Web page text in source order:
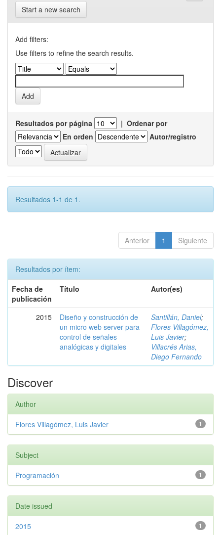
Start a new search
Add filters:
Use filters to refine the search results.
Resultados por página | Ordenar por
En orden
Autor/registro
Resultados 1-1 de 1.
Anterior 1 Siguiente
Resultados por ítem:
Fecha de
publicación
Título Autor(es)
2015
Diseño y construcción de
un micro web server para
control de señales
analógicas y digitales
Santillán, Daniel;
Flores Villagómez,
Luis Javier;
Villacrés Arias,
Diego Fernando
Discover
Author
1
Flores Villagómez, Luis Javier
Subject
1
Programación
Date issued
1
2015